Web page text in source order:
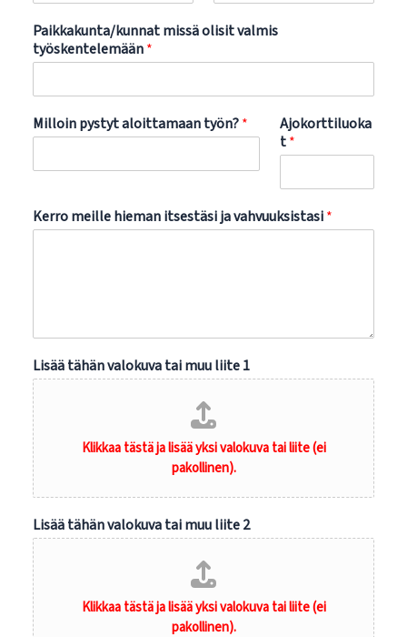
Paikkakunta/kunnat missä olisit valmis
työskentelemään*
Milloin pystyt aloittamaan työn?*
Ajokorttiluoka
t*
Kerro meille hieman itsestäsi ja vahvuuksistasi*
Lisää tähän valokuva tai muu liite 1
Lisää tähän valokuva tai muu liite 2